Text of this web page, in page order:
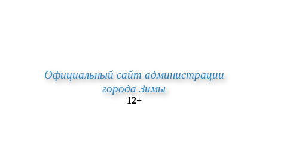
Официальный сайт администрации
города Зимы
12+